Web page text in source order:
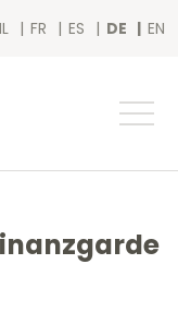
FR ES DE EN